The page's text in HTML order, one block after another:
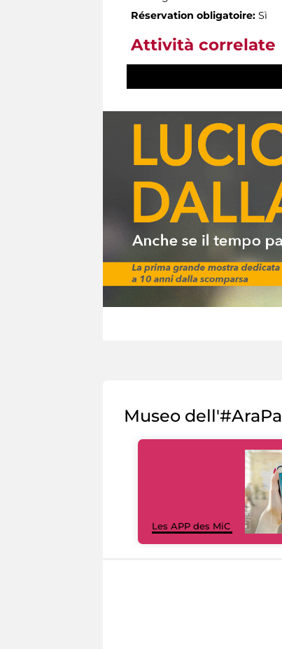
Réservation obligatoire: Sì
Attività correlate
Museo
Les APP des MiC